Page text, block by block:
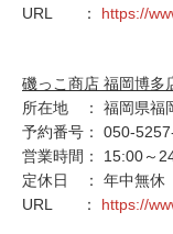
URL ： https://
磯っこ商店 福岡博多
所在地 ： 福岡県福
予約番号： 050-
営業時間： 15:00～
定休日 ： 年中無休
URL ： https://